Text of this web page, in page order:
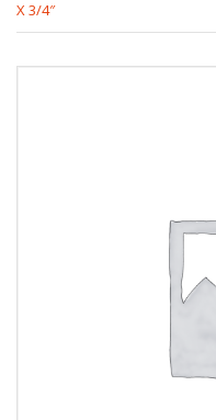
X 3/4″